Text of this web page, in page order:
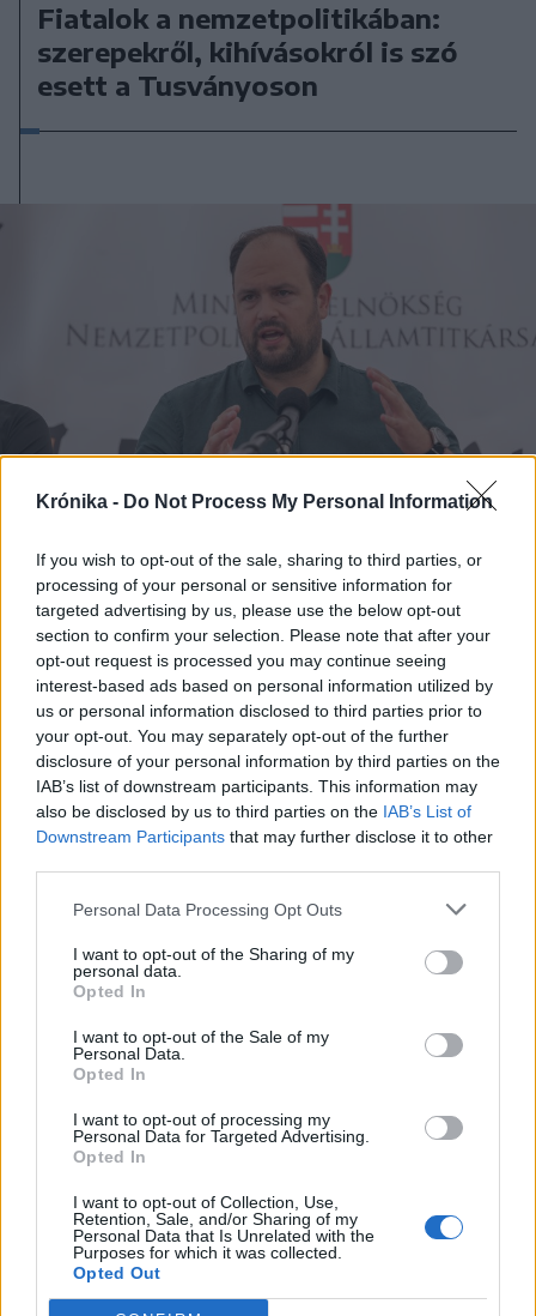
Krónika - Do Not Process My Personal Information
If you wish to opt-out of the sale, sharing to third parties, or
processing of your personal or sensitive information for
targeted advertising by us, please use the below opt-out
section to confirm your selection. Please note that after your
opt-out request is processed you may continue seeing
interest-based ads based on personal information utilized by
us or personal information disclosed to third parties prior to
your opt-out. You may separately opt-out of the further
disclosure of your personal information by third parties on the
IAB’s list of downstream participants. This information may
also be disclosed by us to third parties on the IAB’s List of
Downstream Participants that may further disclose it to other
Personal Data Processing Opt Outs
I want to opt-out of the Sharing of my
personal data.
Opted In
I want to opt-out of the Sale of my
Personal Data.
Opted In
I want to opt-out of processing my
Personal Data for Targeted Advertising.
Opted In
I want to opt-out of Collection, Use,
Retention, Sale, and/or Sharing of my
Personal Data that Is Unrelated with the
Purposes for which it was collected.
Opted Out
Fiatalok a nemzetpolitikában:
szerepekről, kihívásokról is szó
esett a Tusványoson
2025. július 23., szerda
Nacsa Lőrinc Tusványoson: a fiatal
magyar családokkal erősödik a
magyar jövő
2025. július 05., szombat
Orbán Viktor a Krónikának: a
nemzetrészek támogatása nem
szívesség, hanem kormányzati